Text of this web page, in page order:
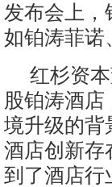
发布会上，
如铂涛菲诺
红杉资
股铂涛酒
境升级的背
酒店创新存
到了酒店行